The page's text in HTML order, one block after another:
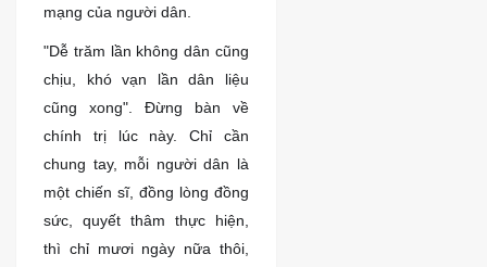
mạng của người dân.
"Dễ trăm lần không dân cũng
chịu, khó vạn lần dân liệu
cũng xong". Đừng bàn về
chính trị lúc này. Chỉ cần
chung tay, mỗi người dân là
một chiến sĩ, đồng lòng đồng
sức, quyết thâm thực hiện,
thì chỉ mươi ngày nữa thôi,